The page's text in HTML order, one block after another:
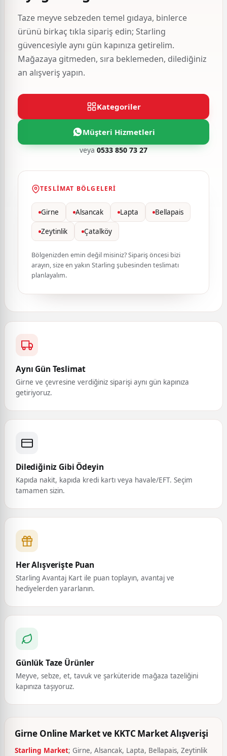
Taze meyve sebzeden temel gıdaya, binlerce
ürünü birkaç tıkla sipariş edin; Starling
güvencesiyle aynı gün kapınıza getirelim.
Mağazaya gitmeden, sıra beklemeden, dilediğiniz
an alışveriş yapın.
Kategoriler
Müşteri Hizmetleri
veya0533 850 73 27
TESLIMAT BÖLGELERI
Girne Alsancak Lapta Bellapais
Zeytinlik Çatalköy
Bölgenizden emin değil misiniz? Sipariş öncesi bizi
arayın, size en yakın Starling şubesinden teslimatı
planlayalım.
Aynı Gün Teslimat
Girne ve çevresine verdiğiniz siparişi aynı gün kapınıza
getiriyoruz.
Dilediğiniz Gibi Ödeyin
Kapıda nakit, kapıda kredi kartı veya havale/EFT. Seçim
tamamen sizin.
Her Alışverişte Puan
Starling Avantaj Kart ile puan toplayın, avantaj ve
hediyelerden yararlanın.
Günlük Taze Ürünler
Meyve, sebze, et, tavuk ve şarküteride mağaza tazeliğini
kapınıza taşıyoruz.
Girne Online Market ve KKTC Market Alışverişi
Starling Market; Girne, Alsancak, Lapta, Bellapais, Zeytinlik